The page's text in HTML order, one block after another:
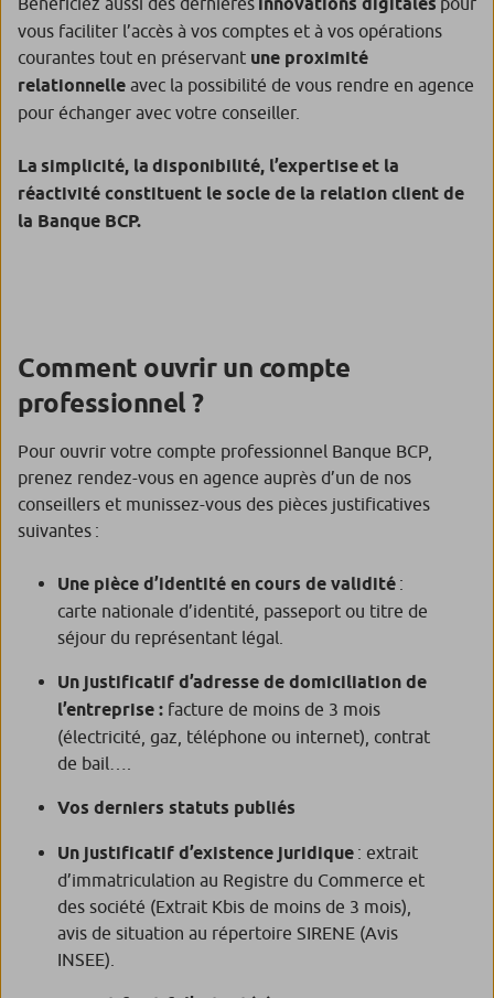
vous faciliter l’accès à vos comptes et à vos opérations
courantes tout en préservant une proximité
relationnelle avec la possibilité de vous rendre en agence
pour échanger avec votre conseiller.
La simplicité, la disponibilité, l’expertise et la
réactivité constituent le socle de la relation client de
la Banque BCP.
Comment ouvrir un compte
professionnel ?
Pour ouvrir votre compte professionnel Banque BCP,
prenez rendez-vous en agence auprès d’un de nos
conseillers et munissez-vous des pièces justificatives
suivantes :
Une pièce d’identité en cours de validité :
carte nationale d’identité, passeport ou titre de
séjour du représentant légal.
Un justificatif d’adresse de domiciliation de
l’entreprise : facture de moins de 3 mois
(électricité, gaz, téléphone ou internet), contrat
de bail….
Vos derniers statuts publiés
Un justificatif d’existence juridique : extrait
d’immatriculation au Registre du Commerce et
des société (Extrait Kbis de moins de 3 mois),
avis de situation au répertoire SIRENE (Avis
INSEE).